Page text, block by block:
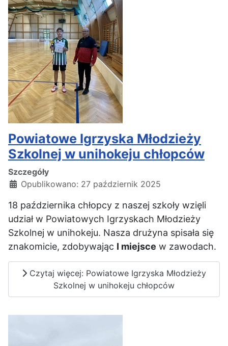
Powiatowe Igrzyska Młodzieży
Szkolnej w unihokeju chłopców
Szczegóły
Opublikowano: 27 październik 2025
18 października chłopcy z naszej szkoły wzięli
udział w Powiatowych Igrzyskach Młodzieży
Szkolnej w unihokeju. Nasza drużyna spisała się
znakomicie, zdobywając I miejsce w zawodach.
Czytaj więcej: Powiatowe Igrzyska Młodzieży
Szkolnej w unihokeju chłopców